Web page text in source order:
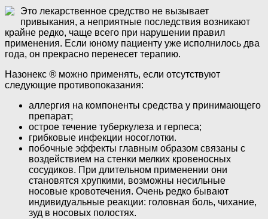
Это лекарственное средство не вызывает
привыкания, а неприятные последствия возникают
крайне редко, чаще всего при нарушении правил
применения. Если юному пациенту уже исполнилось два
года, он прекрасно перенесет терапию.
Назонекс ® можно применять, если отсутствуют
следующие противопоказания:
аллергия на компоненты средства у принимающего
препарат;
острое течение туберкулеза и герпеса;
грибковые инфекции носоглотки.
побочные эффекты главным образом связаны с
воздействием на стенки мелких кровеносных
сосудиков. При длительном применении они
становятся хрупкими, возможны несильные
носовые кровотечения. Очень редко бывают
индивидуальные реакции: головная боль, чихание,
зуд в носовых полостях.